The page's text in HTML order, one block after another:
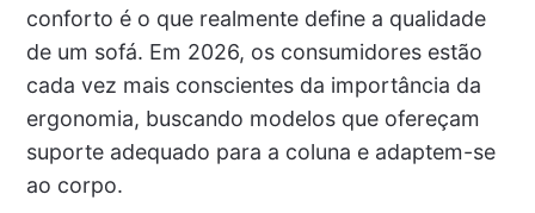
conforto é o que realmente define a qualidade
de um sofá. Em 2026, os consumidores estão
cada vez mais conscientes da importância da
ergonomia, buscando modelos que ofereçam
suporte adequado para a coluna e adaptem-se
ao corpo.